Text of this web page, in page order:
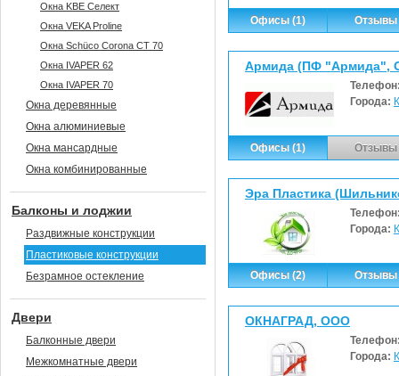
Офисы (1) Отзывы
Армида (ПФ "Армида",
Города:
Офисы (1) Отзывы
Эра Пластика
Города:
Офисы (2) Отзывы
ОКНАГРАД, ООО
Города:
Окна KBE Селект
Окна VEKA Proline
Окна Sсhüco Corona CT 70
Окна IVAPER 62
Окна IVAPER 70
Окна деревянные
Окна алюминиевые
Окна мансардные
Окна комбинированные
Балконы и лоджии
Раздвижные конструкции
Пластиковые конструкции
Безрамное остекление
Двери
Балконные двери
Межкомнатные двери